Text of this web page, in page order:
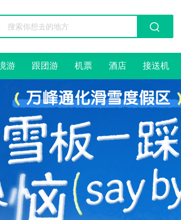
游 跟团游 机票 酒店 接送机